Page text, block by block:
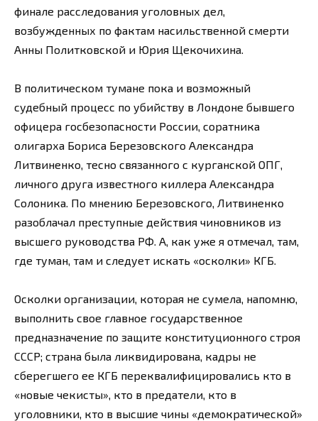
финале расследования уголовных дел,
возбужденных по фактам насильственной смерти
Анны Политковской и Юрия Щекочихина.
В политическом тумане пока и возможный
судебный процесс по убийству в Лондоне бывшего
офицера госбезопасности России, соратника
олигарха Бориса Березовского Александра
Литвиненко, тесно связанного с курганской ОПГ,
личного друга известного киллера Александра
Солоника. По мнению Березовского, Литвиненко
разоблачал преступные действия чиновников из
высшего руководства РФ. А, как уже я отмечал, там,
где туман, там и следует искать «осколки» КГБ.
Осколки организации, которая не сумела, напомню,
выполнить свое главное государственное
предназначение по защите конституционного строя
СССР; страна была ликвидирована, кадры не
сберегшего ее КГБ переквалифицировались кто в
«новые чекисты», кто в предатели, кто в
уголовники, кто в высшие чины «демократической»